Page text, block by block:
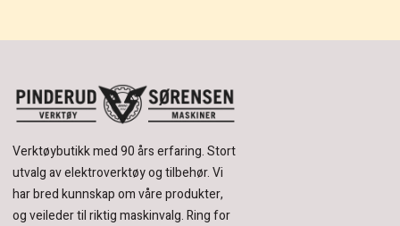
Verktøybutikk med 90 års erfaring.Stort
utvalg av elektroverktøy og tilbehør.Vi
har bred kunnskap om våre produkter,
og veileder til riktig maskinvalg. Ring for